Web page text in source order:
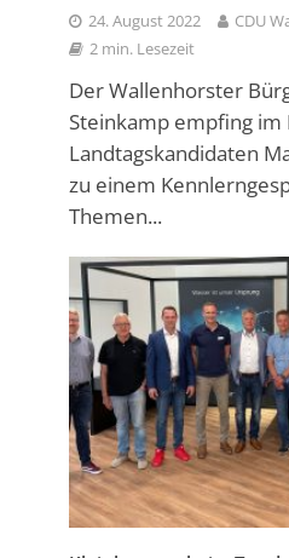
24. August 2022
CDU
2 min. Lesezeit
Der Wallenhorster
Steinkamp empfing im
Landtagskandidaten
zu einem
Themen...